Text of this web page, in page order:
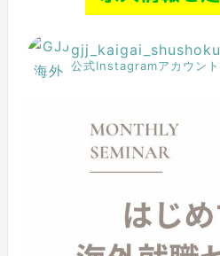
gjj_kaigai_shushoku
公式Instagramアカウント